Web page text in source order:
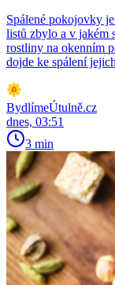
Spálené pokojovky
listů zbylo a v jakém
rostliny na okenním
dojde ke spálení
BydlímeÚtulně.cz
dnes, 03:51
3 min